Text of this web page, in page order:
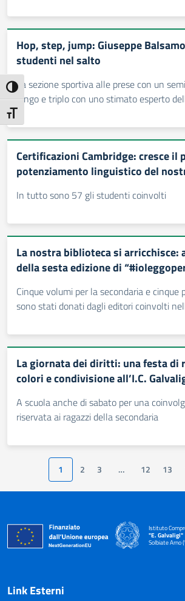
Attiva/disattiva alto contrasto
Attiva/disattiva dimensione testo
Hop, step, jump: Giuseppe
studenti nel salto
La sezione sportiva alle prese con un
lungo e triplo con uno stimato esperto
Certificazioni Cambridge: cresce il
potenziamento linguistico del
In tutto sono 57 gli studenti coinvolti
La nostra biblioteca si
della sesta edizione di
Cinque volumi per la secondaria e cinque
sono stati donati dagli editori coinvolti
La giornata dei diritti: una festa di
colori e condivisione all’I.C.
A scuola anche di sabato per una
riservata ai ragazzi della secondaria
1 2 3 … 12 13
Istituto
"E. Galvaligi"
Solbiate Arno
— Visita la
Link Esterni